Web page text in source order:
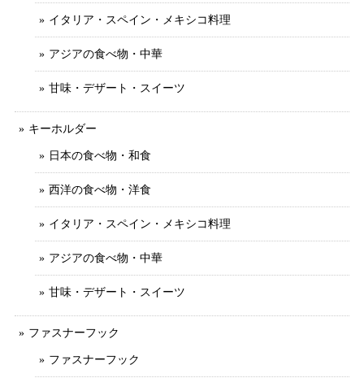
イタリア・スペイン・メキシコ料理
アジアの食べ物・中華
甘味・デザート・スイーツ
キーホルダー
日本の食べ物・和食
西洋の食べ物・洋食
イタリア・スペイン・メキシコ料理
アジアの食べ物・中華
甘味・デザート・スイーツ
ファスナーフック
ファスナーフック